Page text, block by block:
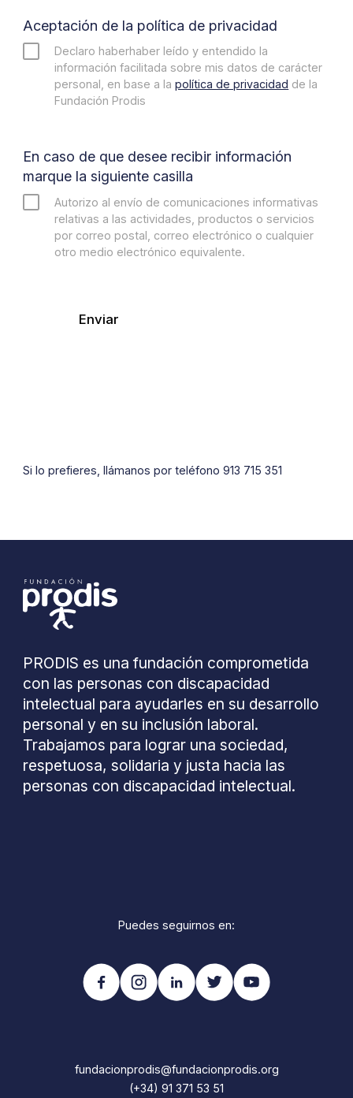
Aceptación de la política de privacidad
Declaro haberhaber leído y entendido la
información facilitada sobre mis datos de carácter
personal, en base a lapolítica de privacidad de la
Fundación Prodis
En caso de que desee recibir información
marque la siguiente casilla
Autorizo al envío de comunicaciones informativas
relativas a las actividades, productos o servicios
por correo postal, correo electrónico o cualquier
otro medio electrónico equivalente.
Si lo prefieres, llámanos por teléfono 913 715 351
PRODIS es una fundación comprometida
con las personas con discapacidad
intelectual para ayudarles en su desarrollo
personal y en su inclusión laboral.
Trabajamos para lograr una sociedad,
respetuosa, solidaria y justa hacia las
personas con discapacidad intelectual.
Puedes seguirnos en:
fundacionprodis@fundacionprodis.org
(+34) 91 371 53 51